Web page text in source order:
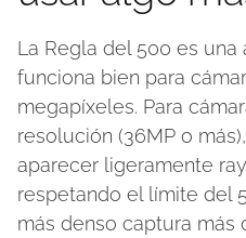
La Regla del 500 es
funciona bien para
megapíxeles. Para
resolución (36MP o
aparecer ligeramente
respetando el límite del
más denso captura